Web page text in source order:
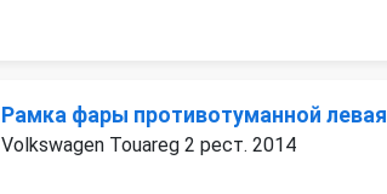
Рамка фары противотуманной левая
Volkswagen Touareg 2 рест. 2014